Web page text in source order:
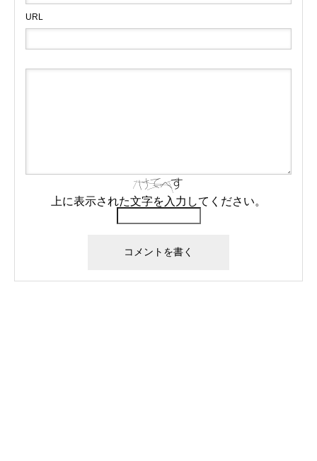
URL
上に表示された文字を入力してください。